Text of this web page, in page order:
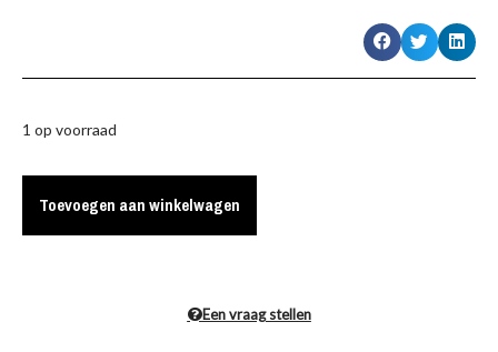
1 op voorraad
Toevoegen aan winkelwagen
Een vraag stellen